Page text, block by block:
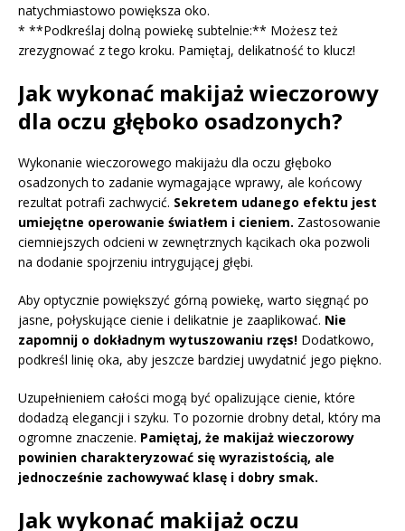
natychmiastowo powiększa oko.
* **Podkreślaj dolną powiekę subtelnie:** Możesz też
zrezygnować z tego kroku. Pamiętaj, delikatność to klucz!
Jak wykonać makijaż wieczorowy
dla oczu głęboko osadzonych?
Wykonanie wieczorowego makijażu dla oczu głęboko
osadzonych to zadanie wymagające wprawy, ale końcowy
rezultat potrafi zachwycić. Sekretem udanego efektu jest
umiejętne operowanie światłem i cieniem. Zastosowanie
ciemniejszych odcieni w zewnętrznych kącikach oka pozwoli
na dodanie spojrzeniu intrygującej głębi.
Aby optycznie powiększyć górną powiekę, warto sięgnąć po
jasne, połyskujące cienie i delikatnie je zaaplikować. Nie
zapomnij o dokładnym wytuszowaniu rzęs! Dodatkowo,
podkreśl linię oka, aby jeszcze bardziej uwydatnić jego piękno.
Uzupełnieniem całości mogą być opalizujące cienie, które
dodadzą elegancji i szyku. To pozornie drobny detal, który ma
ogromne znaczenie. Pamiętaj, że makijaż wieczorowy
powinien charakteryzować się wyrazistością, ale
jednocześnie zachowywać klasę i dobry smak.
Jak wykonać makijaż oczu